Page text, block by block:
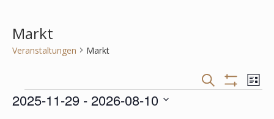
Markt
Veranstaltungen Markt
Veranstaltungen
Suche
SUCHE
FilterLISTE
Veranstaltungen
2025-11-29 - 2026-08-10